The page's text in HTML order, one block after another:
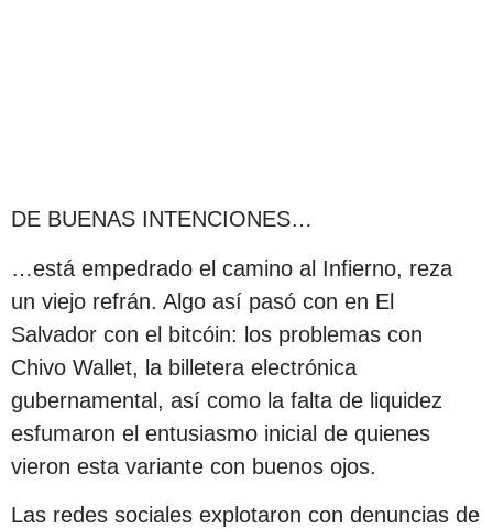
DE BUENAS INTENCIONES…
…está empedrado el camino al Infierno, reza
un viejo refrán. Algo así pasó con en El
Salvador con el bitcóin: los problemas con
Chivo Wallet, la billetera electrónica
gubernamental, así como la falta de liquidez
esfumaron el entusiasmo inicial de quienes
vieron esta variante con buenos ojos.
Las redes sociales explotaron con denuncias de